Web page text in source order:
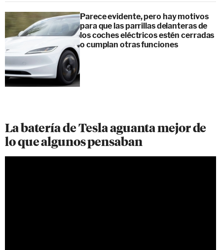
Parece evidente, pero hay motivos
para que las parrillas delanteras de
los coches eléctricos estén cerradas
o cumplan otras funciones
La batería de Tesla aguanta mejor de
lo que algunos pensaban